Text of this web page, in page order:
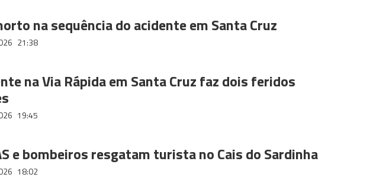
na sequência do acidente em Santa Cruz
21:38
na Via Rápida em Santa Cruz faz dois feridos
19:45
e bombeiros resgatam turista no Cais do Sardinha
18:02